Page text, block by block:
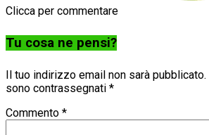
Clicca per commentare
Tu cosa ne pensi?
Il tuo indirizzo email non sarà pubblicato.
sono contrassegnati *
Commento *